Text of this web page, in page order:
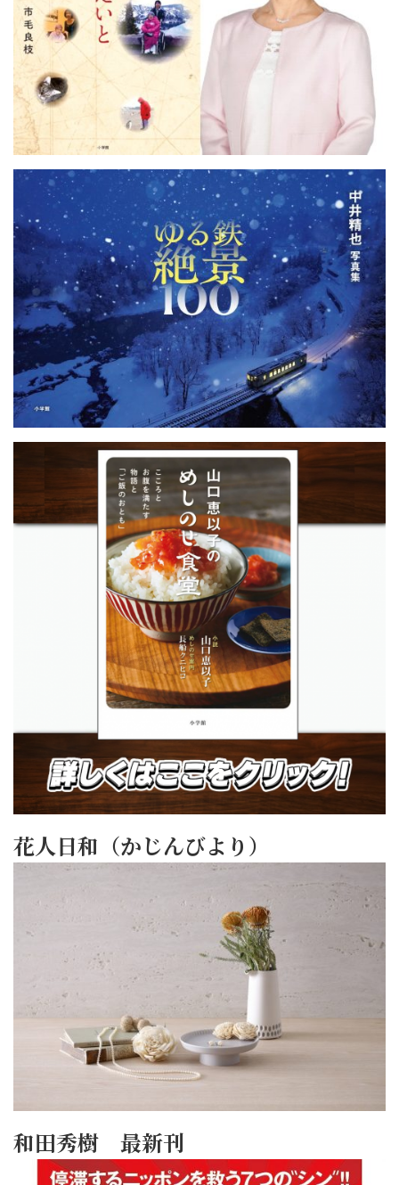
花人日和（かじんびより）
和田秀樹 最新刊